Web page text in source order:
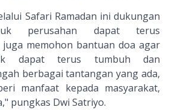
Safari Ramadan ini dukungan
perusahan dapat terus
memohon bantuan doa agar
dapat terus tumbuh dan
berbagai tantangan yang ada,
manfaat kepada masyarakat,
pungkas Dwi Satriyo.